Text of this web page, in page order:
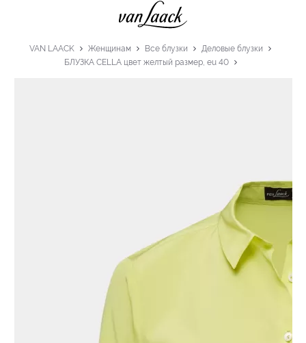
VAN LAACK Женщинам Все блузки
Деловые блузки
БЛУЗКА CELLA цвет желтый размер, eu 40